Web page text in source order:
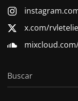
x.com/